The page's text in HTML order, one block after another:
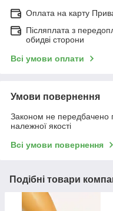
Оплата на карту
Післяплата з
обидві сторони
Всі умови оплати
Умови повернення
Законом не передбачено
належної якості
Всі умови повернення
Подібні товари